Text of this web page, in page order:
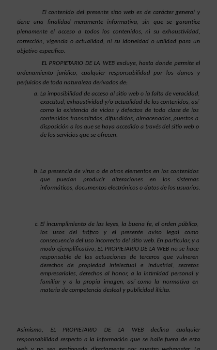
El contenido del presente sitio web es de carácter general y
tiene una finalidad meramente informativa, sin que se garantice
plenamente el acceso a todos los contenidos, ni su exhaustividad,
corrección, vigencia o actualidad, ni su idoneidad o utilidad para un
objetivo específico.
EL PROPIETARIO DE LA WEB excluye, hasta donde permite el
ordenamiento jurídico, cualquier responsabilidad por los daños y
perjuicios de toda naturaleza derivados de:
La imposibilidad de acceso al sitio web o la falta de veracidad,
exactitud, exhaustividad y/o actualidad de los contenidos, así
como la existencia de vicios y defectos de toda clase de los
contenidos transmitidos, difundidos, almacenados, puestos a
disposición a los que se haya accedido a través del sitio web o
de los servicios que se ofrecen.
La presencia de virus o de otros elementos en los contenidos
que puedan producir alteraciones en los sistemas
informáticos, documentos electrónicos o datos de los usuarios.
El incumplimiento de las leyes, la buena fe, el orden público,
los usos del tráfico y el presente aviso legal como
consecuencia del uso incorrecto del sitio web. En particular, y a
modo ejemplificativo, EL PROPIETARIO DE LA WEB no se hace
responsable de las actuaciones de terceros que vulneren
derechos de propiedad intelectual e industrial, secretos
empresariales, derechos al honor, a la intimidad personal y
familiar y a la propia imagen, así como la normativa en
materia de competencia desleal y publicidad ilícita.
Asimismo, EL PROPIETARIO DE LA WEB declina cualquier
responsabilidad respecto a la información que se halle fuera de esta